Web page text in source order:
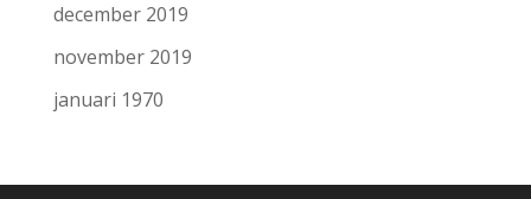
december 2019
november 2019
januari 1970